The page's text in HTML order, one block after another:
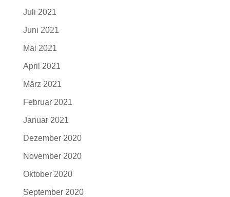
Juli 2021
Juni 2021
Mai 2021
April 2021
März 2021
Februar 2021
Januar 2021
Dezember 2020
November 2020
Oktober 2020
September 2020